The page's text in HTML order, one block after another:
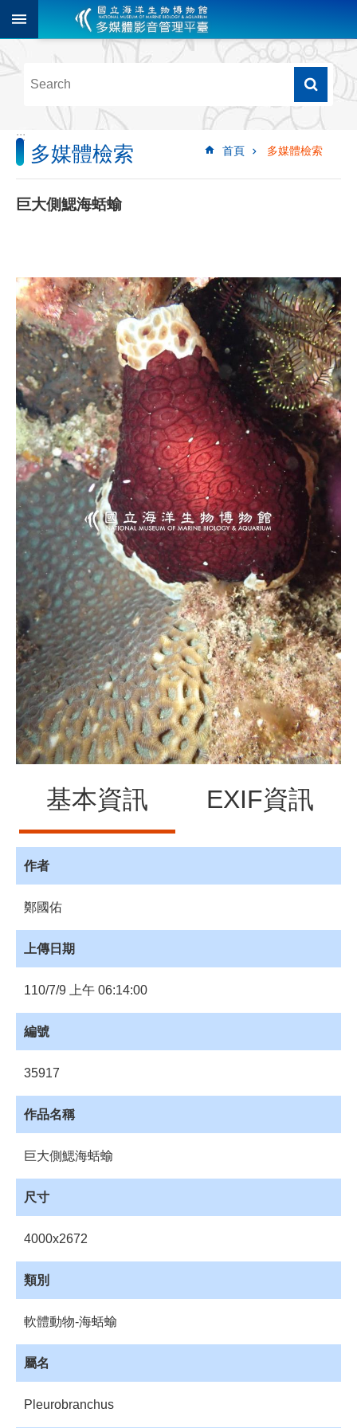
跳到主要內容區塊
階
尋
多
媒
體
檢
像
影
音
音
源
訊
息
發
布
諮
詢
服
務
會
員
專
區
首
頁
館
員
登
入
覽
購
管
藏
:::
首頁 多媒體檢索
多媒體檢索
巨大側鰓海蛞蝓
基本資訊 EXIF資訊
作者
鄭國佑
上傳日期
110/7/9 上午 06:14:00
編號
35917
作品名稱
巨大側鰓海蛞蝓
尺寸
4000x2672
類別
軟體動物-海蛞蝓
屬名
Pleurobranchus